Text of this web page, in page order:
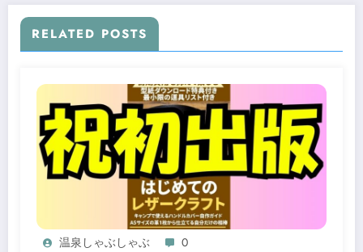
RELATED POSTS
温泉しゃぶしゃぶ 0